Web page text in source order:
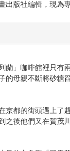
出版社編輯，現為
蘭」咖啡館裡只有
的母親不斷將砂
京都的街頭遇上了
之後他們又在賀